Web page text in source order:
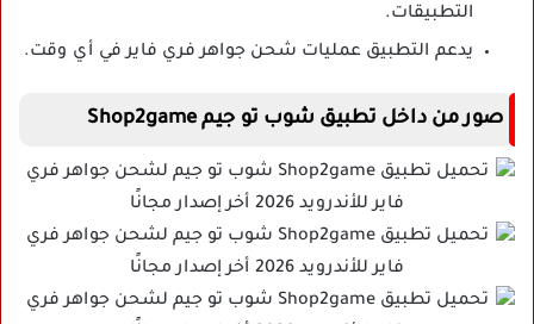
التطبيقات.
يدعم التطبيق عمليات شحن جواهر فري فاير في أي وقت.
صور من داخل تطبيق شوب تو جيم Shop2game